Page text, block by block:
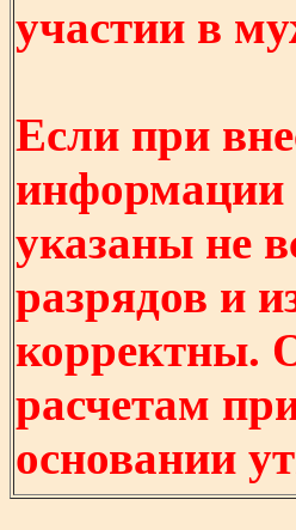
участии в
Если при
информации
указаны не
разрядов и
корректны.
расчетам
основании